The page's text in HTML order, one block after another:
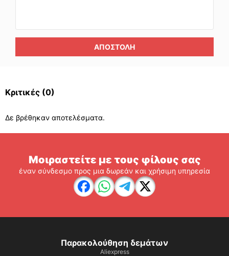
ΑΠΟΣΤΟΛΉ
Κριτικές (0)
Δε βρέθηκαν αποτελέσματα.
Μοιραστείτε με τους φίλους σας
έναν σύνδεσμο προς μια δωρεάν και χρήσιμη υπηρεσία
Παρακολούθηση δεμάτων
Aliexpress